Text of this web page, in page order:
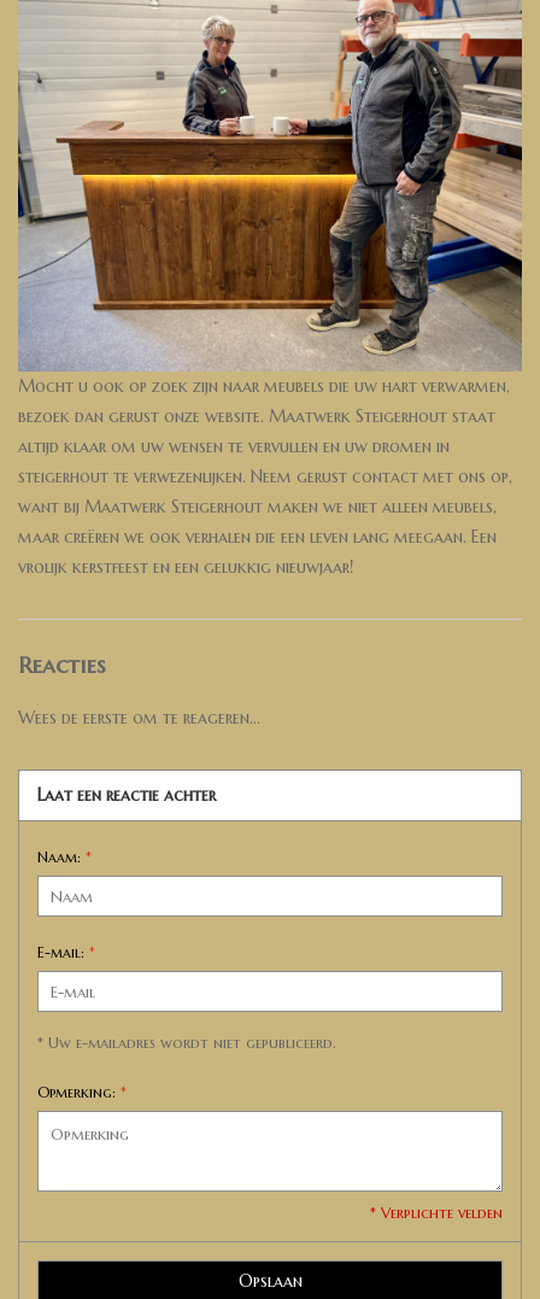
Mocht u ook op zoek zijn naar meubels die uw hart verwarmen,
bezoek dan gerust onze website. Maatwerk Steigerhout staat
altijd klaar om uw wensen te vervullen en uw dromen in
steigerhout te verwezenlijken. Neem gerust contact met ons op,
want bij Maatwerk Steigerhout maken we niet alleen meubels,
maar creëren we ook verhalen die een leven lang meegaan. Een
vrolijk kerstfeest en een gelukkig nieuwjaar!
Reacties
Wees de eerste om te reageren...
Laat een reactie achter
Naam: *
E-mail: *
* Uw e-mailadres wordt niet gepubliceerd.
Opmerking: *
* Verplichte velden
Opslaan